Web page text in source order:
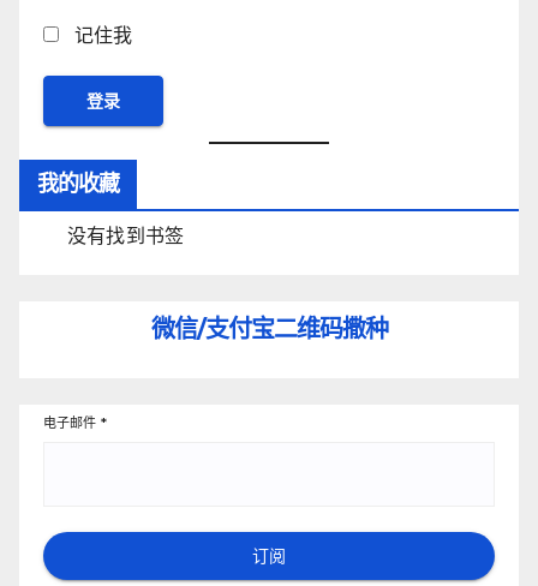
记住我
我的收藏
没有找到书签
微信/支付宝二维码撒种
电子邮件 *
订阅